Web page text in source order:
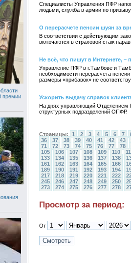
премии
Специалисты Управления ПФР
людьми, служба в армии по
О перерасчете пенсии шуян за
В соответствии с действующим
включаются в страховой стаж
Не всё, что пишут в Интернете, –
Управление ПФР в г.Тамбове и
необходимости перерасчета
размеры «прибавок» не
Ускорить выдачу справок
На днях управляющий Отделением
структурных подразделений ОПФР.
Страницы: 1 2 3 4 5 6 7
36
37 38 39 40 41 42 43
71
72 73 74 75 76 77 78
105
106 107 108 109 110
133
134 135 136 137 138
161
162 163 164 165 166
189
190 191 192 193 194
217
218 219 220 221 222
245
246 247 248 249 250
273
274 275 276 277 278
Просмотр за период:
От